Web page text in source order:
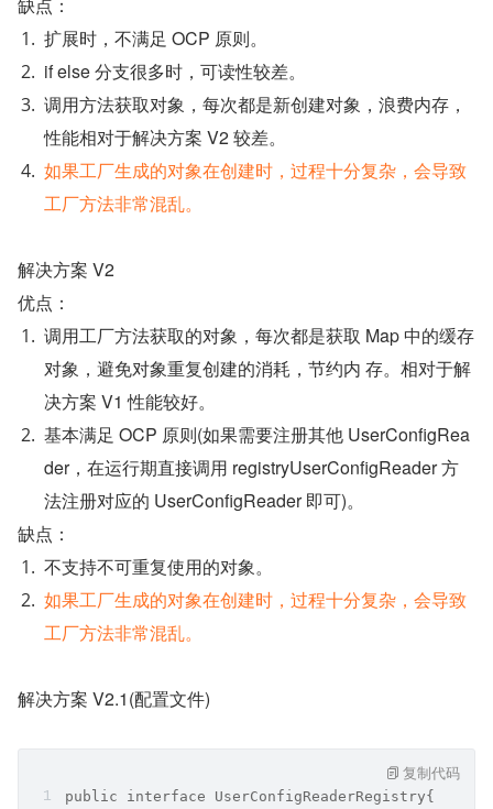
扩展时，不满足 OCP 原则。
if else 分支很多时，可读性较差。
调用方法获取对象，每次都是新创建对象，浪费内存，
性能相对于解决方案 V2 较差。
如果工厂生成的对象在创建时，过程十分复杂，会导致
工厂方法非常混乱。
解决方案 V2
优点：
调用工厂方法获取的对象，每次都是获取 Map 中的缓存
对象，避免对象重复创建的消耗，节约内 存。相对于解
决方案 V1 性能较好。
基本满足 OCP 原则(如果需要注册其他 UserConfigRea
der，在运行期直接调用 registryUserConfigReader 方
法注册对应的 UserConfigReader 即可)。
缺点：
不支持不可重复使用的对象。
如果工厂生成的对象在创建时，过程十分复杂，会导致
工厂方法非常混乱。
解决方案 V2.1(配置文件)
public interface UserConfigReaderRegistry{
复制代码